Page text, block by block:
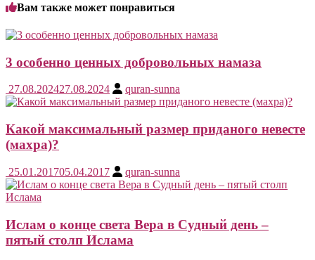
Вам также может понравиться
3 особенно ценных добровольных намаза
27.08.202427.08.2024 quran-sunna
Какой максимальный размер приданого невесте
(махра)?
25.01.201705.04.2017 quran-sunna
Ислам о конце света Вера в Судный день –
пятый столп Ислама